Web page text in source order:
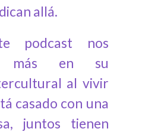
allá.
podcast nos
más en su
al vivir
casado con una
juntos tienen